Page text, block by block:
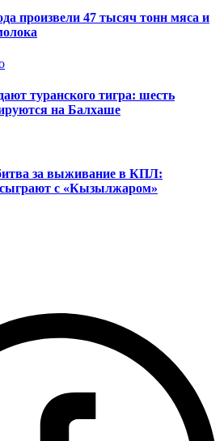
произвели 47 тысяч тонн мяса и
туранского тигра: шесть
на Балхаше
за выживание в КПЛ:
с «Кызылжаром»